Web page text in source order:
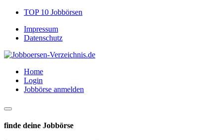
TOP 10 Jobbörsen
Impressum
Datenschutz
Home
Login
Jobbörse anmelden
finde deine Jobbörse